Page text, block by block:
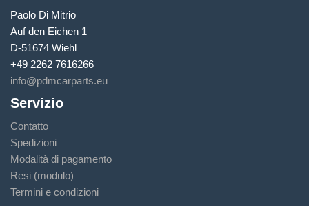
Paolo Di Mitrio
Auf den Eichen 1
D-51674 Wiehl
+49 2262 7616266
info@pdmcarparts.eu
Servizio
Contatto
Spedizioni
Modalità di pagamento
Resi (modulo)
Termini e condizioni